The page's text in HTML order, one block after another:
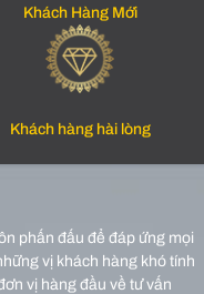
Khách Hàng Mới
Khách hàng hài lòng
phấn đấu để đáp ứng mọi
vị khách hàng khó tính
vị hàng đầu về tư vấn